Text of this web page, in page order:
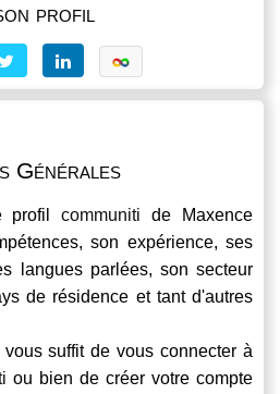
profil
Générales
profilcommuniti de Maxence
son expérience, ses
langues parlées, son secteur
de résidence et tant d'autres
suffit de vous connecter à
ou bien de créer votre compte